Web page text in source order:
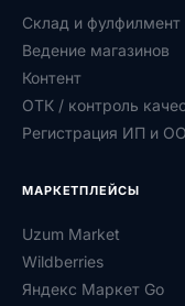
Склад и фулфилмент
Ведение магазинов
Контент
ОТК / контроль
Регистрация ИП и
МАРКЕТПЛЕЙСЫ
Uzum Market
Wildberries
Яндекс Маркет Go